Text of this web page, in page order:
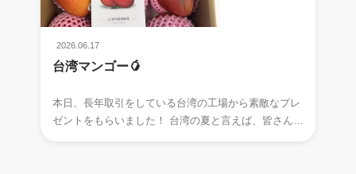
2026.06.17
台湾マンゴー🥭
本日、長年取引をしている台湾の工場から素敵なプレ
ゼントをもらいました！ 台湾の夏と言えば、皆さん何